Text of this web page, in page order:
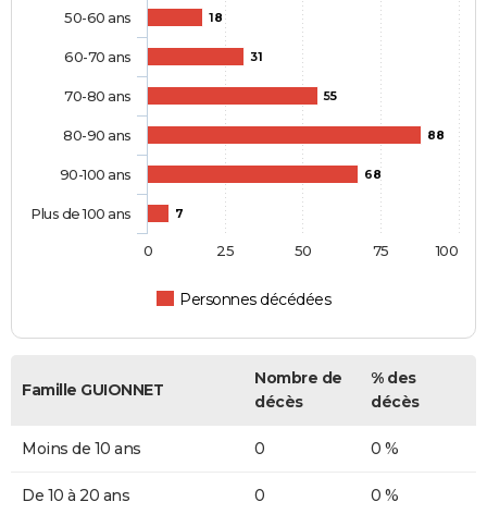
18
31
55
88
68
7
Personnes décédées
50-60 ans
60-70 ans
70-80 ans
80-90 ans
90-100 ans
Plus de 100 ans
0 100
25 50 75
Famille GUIONNET
Nombre de
décès
% des
décès
Moins de 10 ans 0 0 %
De 10 à 20 ans 0 0 %